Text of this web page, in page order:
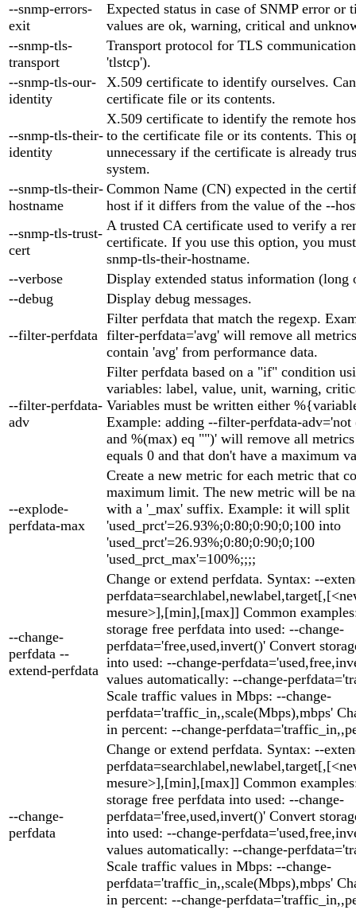
--snmp-errors-
exit
Expected status in case of SNMP error or
values are ok, warning, critical and
--snmp-tls-
transport
Transport protocol for TLS
'tlstcp').
--snmp-tls-our-
identity
X.509 certificate to identify ourselves.
certificate file or its contents.
--snmp-tls-their-
identity
X.509 certificate to identify the remote
to the certificate file or its contents. This
unnecessary if the certificate is already
system.
--snmp-tls-their-
hostname
Common Name (CN) expected in the
host if it differs from the value of the --
--snmp-tls-trust-
cert
A trusted CA certificate used to verify a
certificate. If you use this option, you
snmp-tls-their-hostname.
--verbose
Display extended status information (long
--debug
Display debug messages.
--filter-perfdata
Filter perfdata that match the regexp.
filter-perfdata='avg' will remove all
contain 'avg' from performance data.
--filter-perfdata-
adv
Filter perfdata based on a "if" condition
variables: label, value, unit, warning,
Variables must be written either
Example: adding --filter-perfdata-
and %(max) eq "")' will remove all
equals 0 and that don't have a maximum
--explode-
perfdata-max
Create a new metric for each metric that
maximum limit. The new metric will be
with a '_max' suffix. Example: it will split
'used_prct'=26.93%;0:80;0:90;0;100 into
'used_prct'=26.93%;0:80;0:90;0;100
'used_prct_max'=100%;;;;
--change-
perfdata --
extend-perfdata
Change or extend perfdata. Syntax: --
mesure>],[min],[max]] Common
storage free perfdata into used: --change-
perfdata='free,used,invert()' Convert
into used: --change-
values automatically: --change-
Scale traffic values in Mbps: --change-
perfdata='traffic_in,,scale(Mbps),mbps'
in percent: --change-
--change-
perfdata
Change or extend perfdata. Syntax: --
mesure>],[min],[max]] Common
storage free perfdata into used: --change-
perfdata='free,used,invert()' Convert
into used: --change-
values automatically: --change-
Scale traffic values in Mbps: --change-
perfdata='traffic_in,,scale(Mbps),mbps'
in percent: --change-